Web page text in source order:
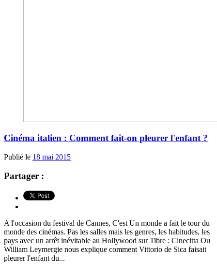
Cinéma italien : Comment fait-on pleurer l'enfant ?
Publié le 18 mai 2015
Partager :
A l'occasion du festival de Cannes, C'est Un monde a fait le tour du
monde des cinémas. Pas les salles mais les genres, les habitudes, les
pays avec un arrêt inévitable au Hollywood sur Tibre : Cinecitta Ou
William Leymergie nous explique comment Vittorio de Sica faisait
pleurer l'enfant du...